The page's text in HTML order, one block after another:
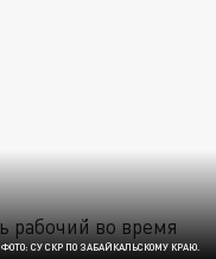
ФОТО: СУ СКР ПО ЗАБАЙКАЛЬСКОМУ КРАЮ.